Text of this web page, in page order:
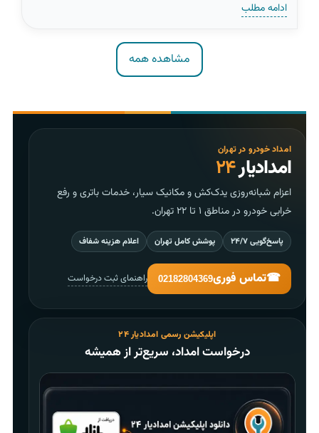
ادامه مطلب
مشاهده همه
امداد خودرو در تهران
امدادیار۲۴
اعزام شبانه‌روزی یدک‌کش و مکانیک سیار، خدمات باتری و رفع
خرابی خودرو در مناطق ۱ تا ۲۲ تهران.
پاسخ‌گویی ۲۴/۷ پوشش کامل تهران اعلام هزینه شفاف
☎تماس فوری02182804369 راهنمای ثبت درخواست
اپلیکیشن رسمی امدادیار ۲۴
درخواست امداد، سریع‌تر از همیشه